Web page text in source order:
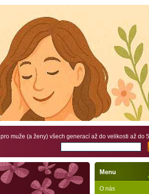
muže (a ženy) všech generací až do velikosti až do
Menu
O nás